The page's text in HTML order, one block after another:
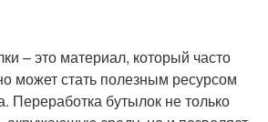
– это материал, который часто
может стать полезным ресурсом
Переработка бутылок не только